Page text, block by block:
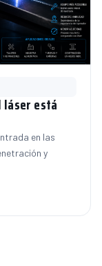
láser está
en las
y